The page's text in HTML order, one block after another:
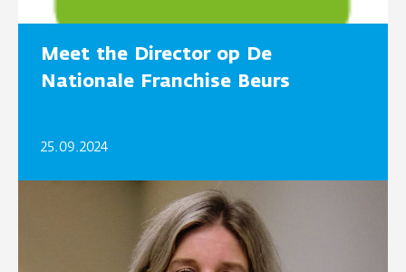
Meet the Director op De
Nationale Franchise Beurs
25.09.2024